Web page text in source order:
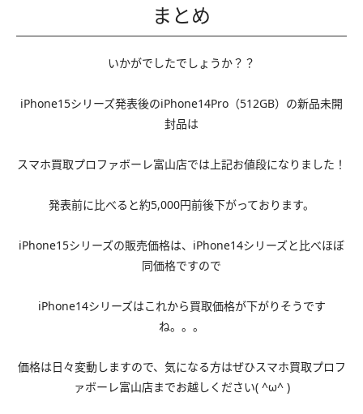
まとめ
いかがでしたでしょうか？？
iPhone15シリーズ発表後のiPhone14Pro（512GB）の新品未開
封品は
スマホ買取プロファボーレ富山店では上記お値段になりました！
発表前に比べると約5,000円前後下がっております。
iPhone15シリーズの販売価格は、iPhone14シリーズと比べほぼ
同価格ですので
iPhone14シリーズはこれから買取価格が下がりそうです
ね。。。
価格は日々変動しますので、気になる方はぜひスマホ買取プロフ
ァボーレ富山店までお越しください( ^ω^ )